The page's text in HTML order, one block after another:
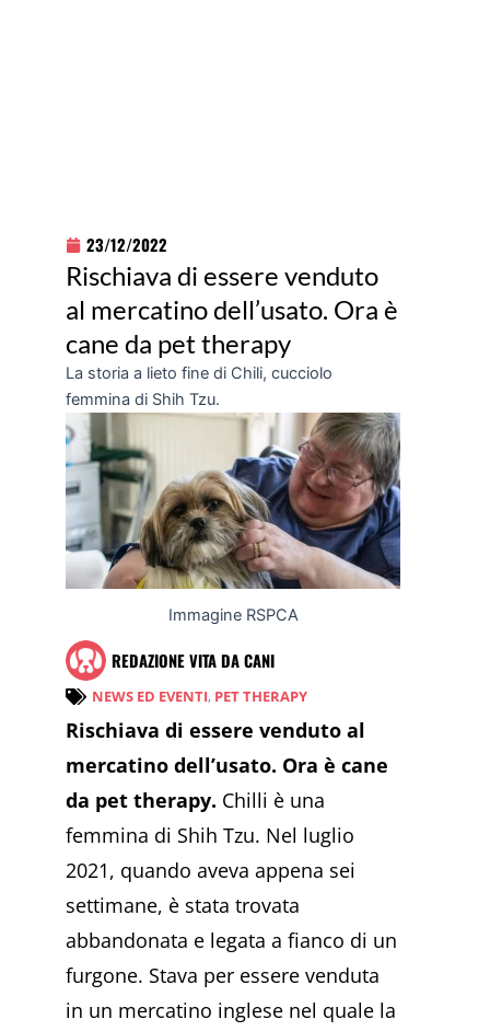
23/12/2022
Rischiava di essere venduto
al mercatino dell’usato. Ora è
cane da pet therapy
La storia a lieto fine di Chili, cucciolo
femmina di Shih Tzu.
Immagine RSPCA
REDAZIONE VITA DA CANI
NEWS ED EVENTI, PET THERAPY
Rischiava di essere venduto al
mercatino dell’usato. Ora è cane
da pet therapy. Chilli è una
femmina di Shih Tzu. Nel luglio
2021, quando aveva appena sei
settimane, è stata trovata
abbandonata e legata a fianco di un
furgone. Stava per essere venduta
in un mercatino inglese nel quale la